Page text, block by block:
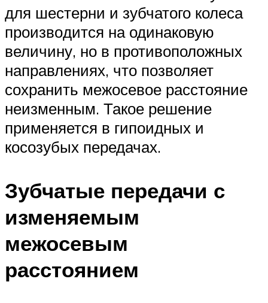
для шестерни и зубчатого колеса
произво­дится на одинаковую
величину, но в противо­положных
направлениях, что позволяет
сохранить межосевое расстояние
неизменным. Такое решение
применяется в гипоидных и
косозубых передачах.
Зубчатые передачи с
изменяемым
межосевым
расстоянием